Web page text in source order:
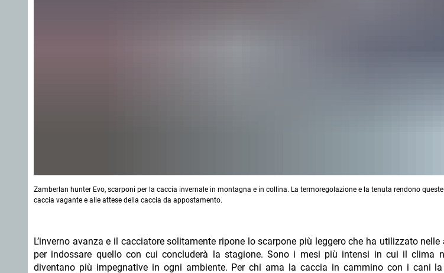
Zamberlan hunter Evo, scarponi per la caccia invernale in montagna e in collina. La termoregolazione e la tenuta rendono
caccia vagante e alle attese della caccia da appostamento.
L’inverno avanza e il cacciatore solitamente ripone lo scarpone più leggero che ha utilizzato
per indossare quello con cui concluderà la stagione. Sono i mesi più intensi in cui il clima
diventano più impegnative in ogni ambiente. Per chi ama la caccia in cammino con i cani